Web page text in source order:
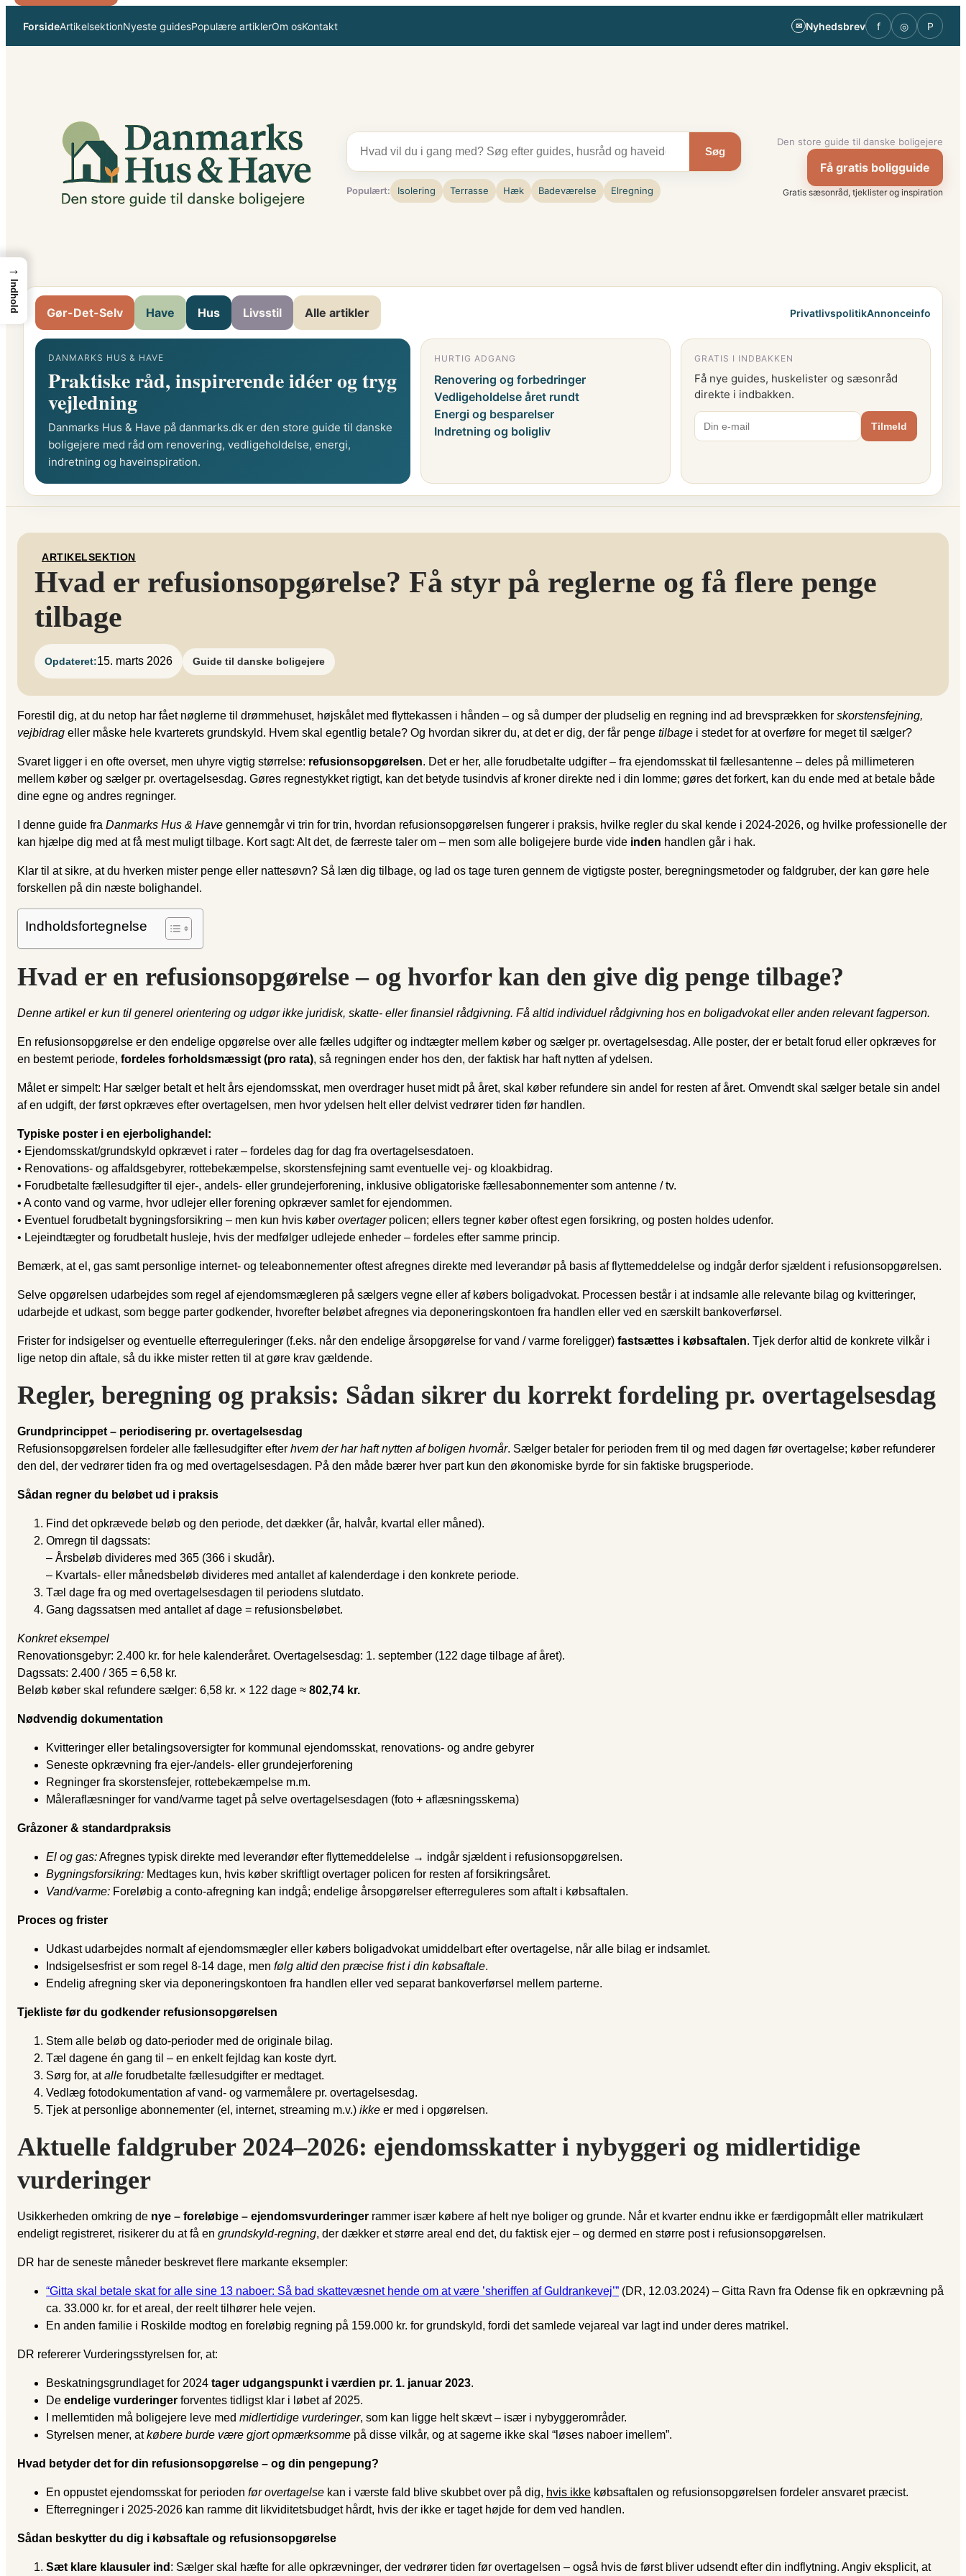
indhold
ForsideArtikelsektionNyeste guidesPopulære artiklerOm osKontakt ✉ Nyhedsbrev f ◎ P
Søg
Populært: Isolering Terrasse Hæk Badeværelse Elregning
Den store guide til danske boligejere
Få gratis boligguide
Gratis sæsonråd, tjeklister og inspiration
Gør-Det-Selv Have Hus Livsstil Alle artikler PrivatlivspolitikAnnonceinfo
DANMARKS HUS & HAVE
Praktiske råd, inspirerende idéer og tryg
vejledning
Danmarks Hus & Have på danmarks.dk er den store guide til danske
boligejere med råd om renovering, vedligeholdelse, energi,
indretning og haveinspiration.
HURTIG ADGANG
Renovering og forbedringer
Vedligeholdelse året rundt
Energi og besparelser
Indretning og boligliv
GRATIS I INDBAKKEN
Få nye guides, huskelister og sæsonråd
direkte i indbakken.
Tilmeld
ARTIKELSEKTION
Hvad er refusionsopgørelse? Få styr på reglerne og få flere penge
tilbage
Opdateret:15. marts 2026 Guide til danske boligejere
Forestil dig, at du netop har fået nøglerne til drømmehuset, højskålet med flyttekassen i hånden – og så dumper der pludselig en regning ind ad brevsprækken for skorstensfejning,
vejbidrag eller måske hele kvarterets grundskyld. Hvem skal egentlig betale? Og hvordan sikrer du, at det er dig, der får penge tilbage i stedet for at overføre for meget til sælger?
Svaret ligger i en ofte overset, men uhyre vigtig størrelse: refusionsopgørelsen. Det er her, alle forudbetalte udgifter – fra ejendomsskat til fællesantenne – deles på millimeteren
mellem køber og sælger pr. overtagelsesdag. Gøres regnestykket rigtigt, kan det betyde tusindvis af kroner direkte ned i din lomme; gøres det forkert, kan du ende med at betale både
dine egne og andres regninger.
I denne guide fra Danmarks Hus & Have gennemgår vi trin for trin, hvordan refusionsopgørelsen fungerer i praksis, hvilke regler du skal kende i 2024-2026, og hvilke professionelle der
kan hjælpe dig med at få mest muligt tilbage. Kort sagt: Alt det, de færreste taler om – men som alle boligejere burde vide inden handlen går i hak.
Klar til at sikre, at du hverken mister penge eller nattesøvn? Så læn dig tilbage, og lad os tage turen gennem de vigtigste poster, beregningsmetoder og faldgruber, der kan gøre hele
forskellen på din næste bolighandel.
Indholdsfortegnelse
Hvad er en refusionsopgørelse – og hvorfor kan den give dig penge tilbage?
Denne artikel er kun til generel orientering og udgør ikke juridisk, skatte- eller finansiel rådgivning. Få altid individuel rådgivning hos en boligadvokat eller anden relevant fagperson.
En refusionsopgørelse er den endelige opgørelse over alle fælles udgifter og indtægter mellem køber og sælger pr. overtagelsesdag. Alle poster, der er betalt forud eller opkræves for
en bestemt periode, fordeles forholdsmæssigt (pro rata), så regningen ender hos den, der faktisk har haft nytten af ydelsen.
Målet er simpelt: Har sælger betalt et helt års ejendomsskat, men overdrager huset midt på året, skal køber refundere sin andel for resten af året. Omvendt skal sælger betale sin andel
af en udgift, der først opkræves efter overtagelsen, men hvor ydelsen helt eller delvist vedrører tiden før handlen.
Typiske poster i en ejerbolighandel:
• Ejendomsskat/grundskyld opkrævet i rater – fordeles dag for dag fra overtagelsesdatoen.
• Renovations- og affaldsgebyrer, rottebekæmpelse, skorstensfejning samt eventuelle vej- og kloakbidrag.
• Forudbetalte fællesudgifter til ejer-, andels- eller grundejerforening, inklusive obligatoriske fællesabonnementer som antenne / tv.
• A conto vand og varme, hvor udlejer eller forening opkræver samlet for ejendommen.
• Eventuel forudbetalt bygningsforsikring – men kun hvis køber overtagerpolicen; ellers tegner køber oftest egen forsikring, og posten holdes udenfor.
• Lejeindtægter og forudbetalt husleje, hvis der medfølger udlejede enheder – fordeles efter samme princip.
Bemærk, at el, gas samt personlige internet- og teleabonnementer oftest afregnes direkte med leverandør på basis af flyttemeddelelse og indgår derfor sjældent i refusionsopgørelsen.
Selve opgørelsen udarbejdes som regel af ejendomsmægleren på sælgers vegne eller af købers boligadvokat. Processen består i at indsamle alle relevante bilag og kvitteringer,
udarbejde et udkast, som begge parter godkender, hvorefter beløbet afregnes via deponeringskontoen fra handlen eller ved en særskilt bankoverførsel.
Frister for indsigelser og eventuelle efterreguleringer (f.eks. når den endelige årsopgørelse for vand / varme foreligger) fastsættes i købsaftalen. Tjek derfor altid de konkrete vilkår i
lige netop din aftale, så du ikke mister retten til at gøre krav gældende.
Regler, beregning og praksis: Sådan sikrer du korrekt fordeling pr. overtagelsesdag
Grundprincippet – periodisering pr. overtagelsesdag
Refusionsopgørelsen fordeler alle fællesudgifter efter hvem der har haft nytten af boligen hvornår. Sælger betaler for perioden frem til og med dagen før overtagelse; køber refunderer
den del, der vedrører tiden fra og med overtagelsesdagen. På den måde bærer hver part kun den økonomiske byrde for sin faktiske brugsperiode.
Sådan regner du beløbet ud i praksis
Find det opkrævede beløb og den periode, det dækker (år, halvår, kvartal eller måned).
Omregn til dagssats:
– Årsbeløb divideres med 365 (366 i skudår).
– Kvartals- eller månedsbeløb divideres med antallet af kalenderdage i den konkrete periode.
Tæl dage fra og med overtagelsesdagen til periodens slutdato.
Gang dagssatsen med antallet af dage = refusionsbeløbet.
Konkret eksempel
Renovationsgebyr: 2.400 kr. for hele kalenderåret. Overtagelsesdag: 1. september (122 dage tilbage af året).
Dagssats: 2.400 / 365 = 6,58 kr.
Beløb køber skal refundere sælger: 6,58 kr. × 122 dage ≈ 802,74 kr.
Nødvendig dokumentation
Kvitteringer eller betalingsoversigter for kommunal ejendomsskat, renovations- og andre gebyrer
Seneste opkrævning fra ejer-/andels- eller grundejerforening
Regninger fra skorstensfejer, rottebekæmpelse m.m.
Måleraflæsninger for vand/varme taget på selve overtagelsesdagen (foto + aflæsningsskema)
Gråzoner & standardpraksis
El og gas:Afregnes typisk direkte med leverandør efter flyttemeddelelse → indgår sjældent i refusionsopgørelsen.
Bygningsforsikring: Medtages kun, hvis køber skriftligt overtager policen for resten af forsikringsåret.
Vand/varme: Foreløbig a conto-afregning kan indgå; endelige årsopgørelser efterreguleres som aftalt i købsaftalen.
Proces og frister
Udkast udarbejdes normalt af ejendomsmægler eller købers boligadvokat umiddelbart efter overtagelse, når alle bilag er indsamlet.
Indsigelsesfrist er som regel 8-14 dage, men følg altid den præcise frist i din købsaftale.
Endelig afregning sker via deponeringskontoen fra handlen eller ved separat bankoverførsel mellem parterne.
Tjekliste før du godkender refusionsopgørelsen
Stem alle beløb og dato-perioder med de originale bilag.
Tæl dagene én gang til – en enkelt fejldag kan koste dyrt.
Sørg for, atalle forudbetalte fællesudgifter er medtaget.
Vedlæg fotodokumentation af vand- og varmemålere pr. overtagelsesdag.
Tjek at personlige abonnementer (el, internet, streaming m.v.) ikke er med i opgørelsen.
Aktuelle faldgruber 2024–2026: ejendomsskatter i nybyggeri og midlertidige
vurderinger
Usikkerheden omkring de nye – foreløbige – ejendomsvurderinger rammer især købere af helt nye boliger og grunde. Når et kvarter endnu ikke er færdigopmålt eller matrikulært
endeligt registreret, risikerer du at få en grundskyld-regning, der dækker et større areal end det, du faktisk ejer – og dermed en større post i refusionsopgørelsen.
DR har de seneste måneder beskrevet flere markante eksempler:
“Gitta skal betale skat for alle sine 13 naboer: Så bad skattevæsnet hende om at være ’sheriffen af Guldrankevej’” (DR, 12.03.2024) – Gitta Ravn fra Odense fik en opkrævning på
ca. 33.000 kr. for et areal, der reelt tilhører hele vejen.
En anden familie i Roskilde modtog en foreløbig regning på 159.000 kr. for grundskyld, fordi det samlede vejareal var lagt ind under deres matrikel.
DR refererer Vurderingsstyrelsen for, at:
Beskatningsgrundlaget for 2024 tager udgangspunkt i værdien pr. 1. januar 2023.
De endelige vurderinger forventes tidligst klar i løbet af 2025.
I mellemtiden må boligejere leve med midlertidige vurderinger, som kan ligge helt skævt – især i nybyggerområder.
Styrelsen mener, atkøbere burde være gjort opmærksomme på disse vilkår, og at sagerne ikke skal “løses naboer imellem”.
Hvad betyder det for din refusionsopgørelse – og din pengepung?
En oppustet ejendomsskat for perioden før overtagelse kan i værste fald blive skubbet over på dig, hvis ikke købsaftalen og refusionsopgørelsen fordeler ansvaret præcist.
Efterregninger i 2025-2026 kan ramme dit likviditetsbudget hårdt, hvis der ikke er taget højde for dem ved handlen.
Sådan beskytter du dig i købsaftale og refusionsopgørelse
Sæt klare klausuler ind : Sælger skal hæfte for alle opkrævninger, der vedrører tiden før overtagelsen – også hvis de først bliver udsendt efter din indflytning. Angiv eksplicit, at
→
Indhold